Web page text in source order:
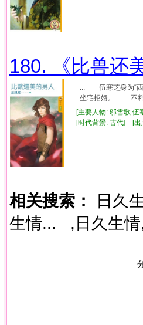
180. 《比兽还
... 伍寒芝身为“
坐宅招婿。 不料
[主要人物: 邬雪歌
[时代背景: 古代] [
相关搜索： 日久
生情...
,日久生